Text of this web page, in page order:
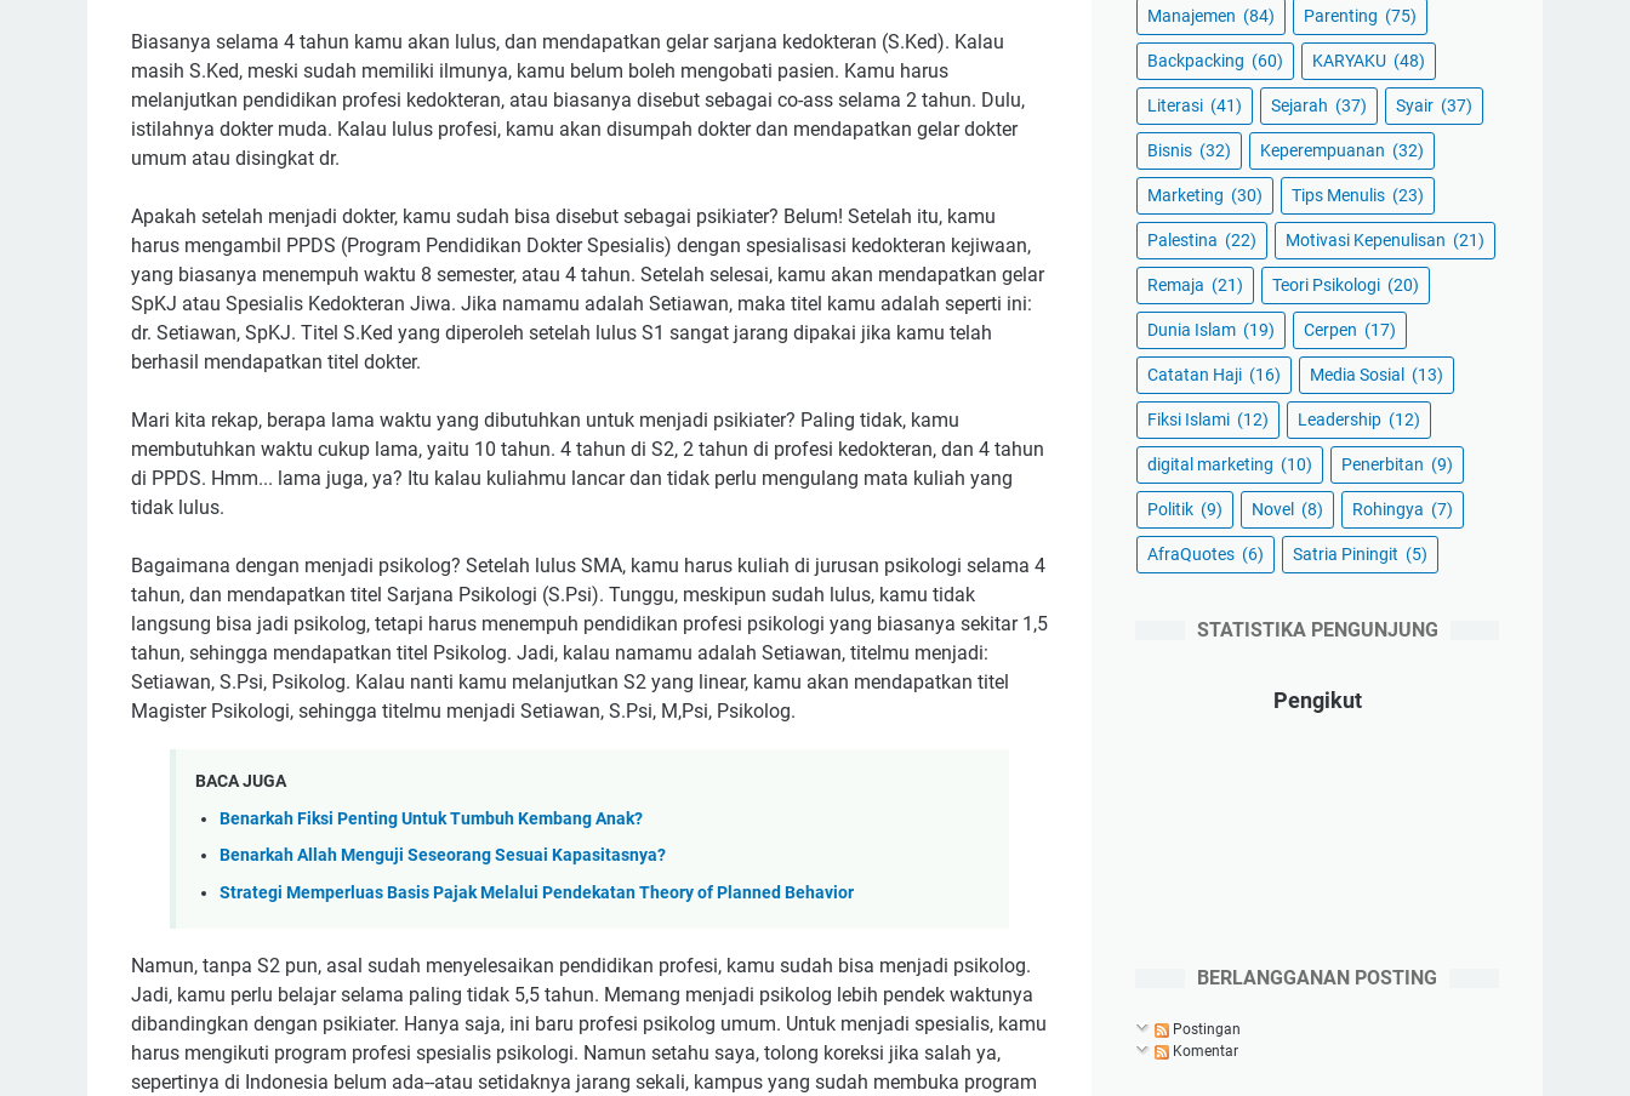
Biasanya selama 4 tahun kamu akan lulus, dan mendapatkan gelar sarjana kedokteran (S.Ked). Kalau
masih S.Ked, meski sudah memiliki ilmunya, kamu belum boleh mengobati pasien. Kamu harus
melanjutkan pendidikan profesi kedokteran, atau biasanya disebut sebagai co-ass selama 2 tahun. Dulu,
istilahnya dokter muda. Kalau lulus profesi, kamu akan disumpah dokter dan mendapatkan gelar dokter
umum atau disingkat dr.
Apakah setelah menjadi dokter, kamu sudah bisa disebut sebagai psikiater? Belum! Setelah itu, kamu
harus mengambil PPDS (Program Pendidikan Dokter Spesialis) dengan spesialisasi kedokteran kejiwaan,
yang biasanya menempuh waktu 8 semester, atau 4 tahun. Setelah selesai, kamu akan mendapatkan gelar
SpKJ atau Spesialis Kedokteran Jiwa. Jika namamu adalah Setiawan, maka titel kamu adalah seperti ini:
dr. Setiawan, SpKJ. Titel S.Ked yang diperoleh setelah lulus S1 sangat jarang dipakai jika kamu telah
berhasil mendapatkan titel dokter.
Mari kita rekap, berapa lama waktu yang dibutuhkan untuk menjadi psikiater? Paling tidak, kamu
membutuhkan waktu cukup lama, yaitu 10 tahun. 4 tahun di S2, 2 tahun di profesi kedokteran, dan 4 tahun
di PPDS. Hmm... lama juga, ya? Itu kalau kuliahmu lancar dan tidak perlu mengulang mata kuliah yang
tidak lulus.
Bagaimana dengan menjadi psikolog? Setelah lulus SMA, kamu harus kuliah di jurusan psikologi selama 4
tahun, dan mendapatkan titel Sarjana Psikologi (S.Psi). Tunggu, meskipun sudah lulus, kamu tidak
langsung bisa jadi psikolog, tetapi harus menempuh pendidikan profesi psikologi yang biasanya sekitar 1,5
tahun, sehingga mendapatkan titel Psikolog. Jadi, kalau namamu adalah Setiawan, titelmu menjadi:
Setiawan, S.Psi, Psikolog. Kalau nanti kamu melanjutkan S2 yang linear, kamu akan mendapatkan titel
Magister Psikologi, sehingga titelmu menjadi Setiawan, S.Psi, M,Psi, Psikolog.
BACA JUGA
Benarkah Fiksi Penting Untuk Tumbuh Kembang Anak?
Benarkah Allah Menguji Seseorang Sesuai Kapasitasnya?
Strategi Memperluas Basis Pajak Melalui Pendekatan Theory of Planned Behavior
Namun, tanpa S2 pun, asal sudah menyelesaikan pendidikan profesi, kamu sudah bisa menjadi psikolog.
Jadi, kamu perlu belajar selama paling tidak 5,5 tahun. Memang menjadi psikolog lebih pendek waktunya
dibandingkan dengan psikiater. Hanya saja, ini baru profesi psikolog umum. Untuk menjadi spesialis, kamu
harus mengikuti program profesi spesialis psikologi. Namun setahu saya, tolong koreksi jika salah ya,
sepertinya di Indonesia belum ada--atau setidaknya jarang sekali, kampus yang sudah membuka program
Manajemen (84) Parenting (75)
Backpacking (60) KARYAKU (48)
Literasi (41) Sejarah (37) Syair (37)
Bisnis (32) Keperempuanan (32)
Marketing (30) Tips Menulis (23)
Palestina (22) Motivasi Kepenulisan (21)
Remaja (21) Teori Psikologi (20)
Dunia Islam (19) Cerpen (17)
Catatan Haji (16) Media Sosial (13)
Fiksi Islami (12) Leadership (12)
digital marketing (10) Penerbitan (9)
Politik (9) Novel (8) Rohingya (7)
AfraQuotes (6) Satria Piningit (5)
STATISTIKA PENGUNJUNG
Pengikut
BERLANGGANAN POSTING
Postingan
Komentar